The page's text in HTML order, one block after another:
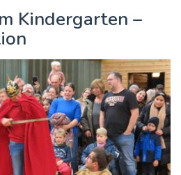
Kindergarten –